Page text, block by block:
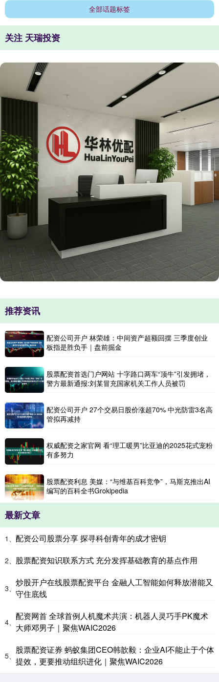
全部话题标签
关注 天瑞投资
推荐资讯
配资公司开户 林荣雄：中间资产超额回摆 三季度创业
板指是胜负手｜盘前掘金
股票配资首选门户网站 十字路口两车“顶牛”引发拥堵，
警方最新通报:刘某冒充国家机关工作人员被罚
配资公司开户 27个交易日股价涨超70% 中光防雷3名高
管拟再减持
权威配资之家官网 看“理工暖男”比亚迪的2025花式宠粉
有多努力
股票配资利息 美媒：“与维基百科竞争”，马斯克推出AI
编写的百科全书Grokipedia
最新文章
1、 配资公司股票分享 探寻科创青年的成才密钥
2、 股票配资知识联系方式 充分发挥基础教育的基点作用
3、
炒股开户在线股票配资平台 金融人工智能如何释放潜能又
守住底线
4、
配资网首 全球首例人机魔术共演：机器人灵巧手PK魔术
大师邓男子｜聚焦WAIC2026
5、
股票配资证券 蚂蚁集团CEO韩歆毅：企业AI不能止于个体
提效，更要推动组织进化｜聚焦WAIC2026